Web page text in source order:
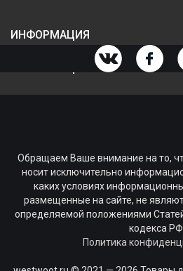
ИНФОРМАЦИЯ
ИНФОРМАЦИЯ О МАГАЗИНЕ
Обращаем Ваше внимание на то,
носит исключительно
каких условиях
размещенные на сайте, не
определяемой положениями
кодекса
Политика